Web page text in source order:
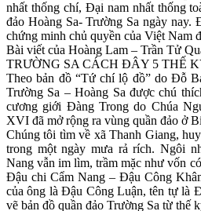
nhất thống chí, Đại nam nhất thống
đảo Hoàng Sa- Trường Sa ngày nay.
chứng minh chủ quyền của Việt Nam
Bài viết của Hoàng Lam – Trần Tử
TRƯỜNG SA CÁCH ĐÂY 5 THẾ
Theo bản đồ “Tứ chí lộ đồ” do Đỗ
Trường Sa – Hoàng Sa được chú
cương giới Đàng Trong do Chúa
XVI đã mở rộng ra vùng quần đảo ở
Chúng tôi tìm về xã Thanh Giang,
trong một ngày mưa rả rích. Ngôi
Nang vẫn im lìm, trầm mặc như vốn
Đậu chi Cẩm Nang – Đậu Công
của ông là Đậu Công Luận, tên tự là
vẽ bản đồ quần đảo Trường Sa từ thế